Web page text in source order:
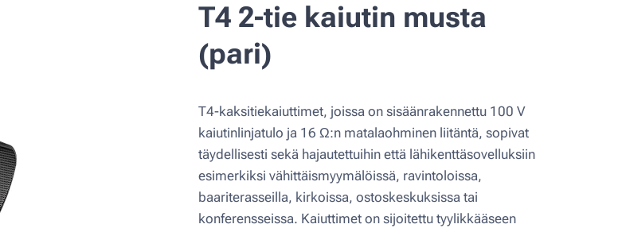
T4 2-tie kaiutin musta
(pari)
T4-kaksitiekaiuttimet, joissa on sisäänrakennettu 100 V
kaiutinlinjatulo ja 16 Ω:n matalaohminen liitäntä, sopivat
täydellisesti sekä hajautettuihin että lähikenttäsovelluksiin
esimerkiksi vähittäismyymälöissä, ravintoloissa,
baariterasseilla, kirkoissa, ostoskeskuksissa tai
konferensseissa. Kaiuttimet on sijoitettu tyylikkääseen